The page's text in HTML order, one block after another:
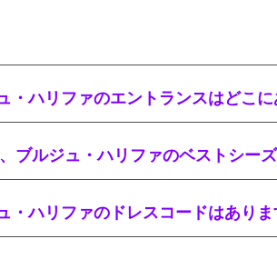
・ハリファのエントランスはどこ
ブルジュ・ハリファのベストシー
・ハリファのドレスコードはあり